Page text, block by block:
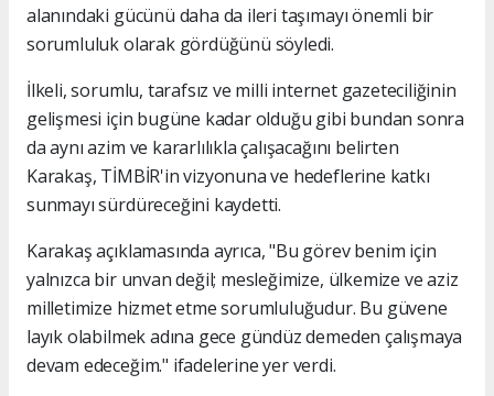
alanındaki gücünü daha da ileri taşımayı önemli bir
sorumluluk olarak gördüğünü söyledi.
İlkeli, sorumlu, tarafsız ve milli internet gazeteciliğinin
gelişmesi için bugüne kadar olduğu gibi bundan sonra
da aynı azim ve kararlılıkla çalışacağını belirten
Karakaş, TİMBİR'in vizyonuna ve hedeflerine katkı
sunmayı sürdüreceğini kaydetti.
Karakaş açıklamasında ayrıca, "Bu görev benim için
yalnızca bir unvan değil; mesleğimize, ülkemize ve aziz
milletimize hizmet etme sorumluluğudur. Bu güvene
layık olabilmek adına gece gündüz demeden çalışmaya
devam edeceğim." ifadelerine yer verdi.